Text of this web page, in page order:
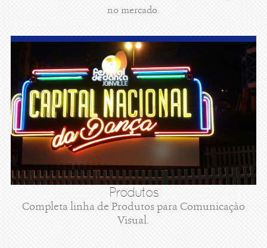
no mercado.
Produtos
Completa linha de Produtos para Comunicaçào
Visual.